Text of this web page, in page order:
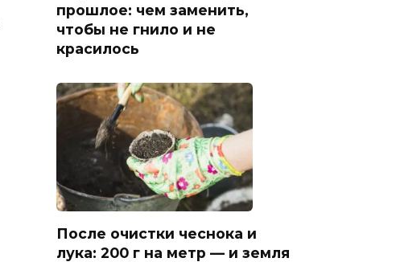
прошлое: чем заменить,
чтобы не гнило и не
красилось
После очистки чеснока и
лука: 200 г на метр — и земля